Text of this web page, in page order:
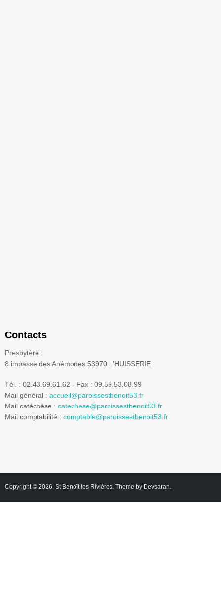
Contacts
Presbytère :
8 impasse des Anémones 53970 L'HUISSERIE
Tél. : 02.43.69.61.62 - Fax : 09.55.53.08.99
Mail général : accueil@paroissestbenoit53.fr
Mail catéchèse : catechese@paroissestbenoit53.fr
Mail comptabilité : comptable@paroissestbenoit53.fr
Copyright © 2026, St Benoît les Rivières. Theme by Devsaran.